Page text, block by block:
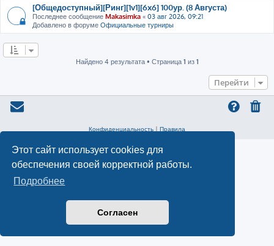
Этот сайт использует cookies для
обеспечения своей корректной работы.
Подробнее
Согласен
[Общедоступный][Ринг][1v1][6x6] 100ур. (8 Августа)
Последнее сообщение Makasimka « 03 авг 2026, 09:21
Добавлено в форуме Официальные турниры
Найдено 4 результата • Страница 1 из 1
Перейти
Конфиденциальность | Правила